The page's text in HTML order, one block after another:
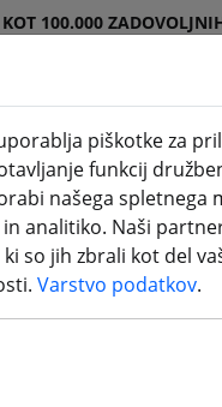
KOT 100.000
Trgovina
DJI
je
BNF
piškotke za
funkcij
našega
analitiko. Naši
so jih zbrali kot del
Varstvo podatkov.